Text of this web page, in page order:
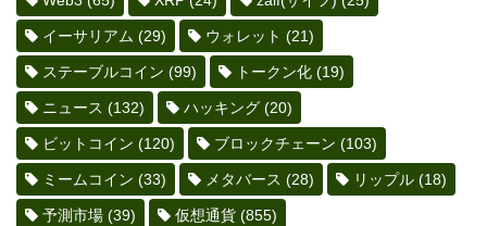
イーサリアム (29) ウォレット (21)
ステーブルコイン (99) トークン化 (19)
ニュース (132) ハッキング (20)
ビットコイン (120) ブロックチェーン (103)
ミームコイン (33) メタバース (28) リップル (18)
予測市場 (39) 仮想通貨 (855)